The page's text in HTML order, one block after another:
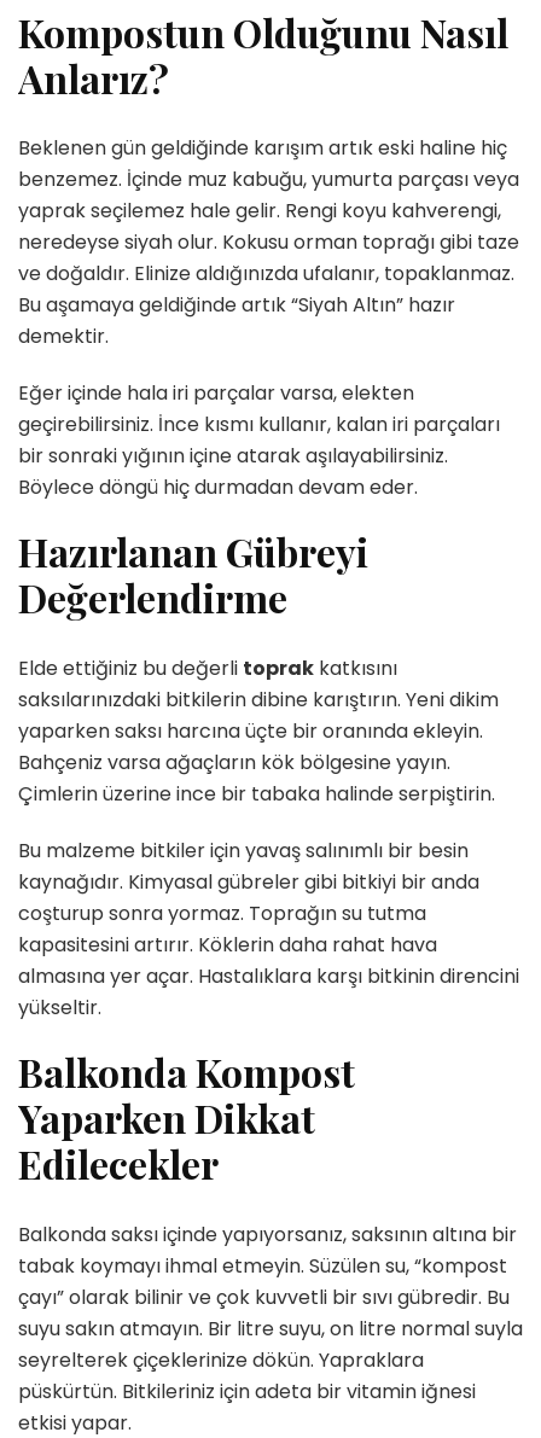
Kompostun Olduğunu Nasıl
Anlarız?
Beklenen gün geldiğinde karışım artık eski haline hiç
benzemez. İçinde muz kabuğu, yumurta parçası veya
yaprak seçilemez hale gelir. Rengi koyu kahverengi,
neredeyse siyah olur. Kokusu orman toprağı gibi taze
ve doğaldır. Elinize aldığınızda ufalanır, topaklanmaz.
Bu aşamaya geldiğinde artık “Siyah Altın” hazır
demektir.
Eğer içinde hala iri parçalar varsa, elekten
geçirebilirsiniz. İnce kısmı kullanır, kalan iri parçaları
bir sonraki yığının içine atarak aşılayabilirsiniz.
Böylece döngü hiç durmadan devam eder.
Hazırlanan Gübreyi
Değerlendirme
Elde ettiğiniz bu değerli toprak katkısını
saksılarınızdaki bitkilerin dibine karıştırın. Yeni dikim
yaparken saksı harcına üçte bir oranında ekleyin.
Bahçeniz varsa ağaçların kök bölgesine yayın.
Çimlerin üzerine ince bir tabaka halinde serpiştirin.
Bu malzeme bitkiler için yavaş salınımlı bir besin
kaynağıdır. Kimyasal gübreler gibi bitkiyi bir anda
coşturup sonra yormaz. Toprağın su tutma
kapasitesini artırır. Köklerin daha rahat hava
almasına yer açar. Hastalıklara karşı bitkinin direncini
yükseltir.
Balkonda Kompost
Yaparken Dikkat
Edilecekler
Balkonda saksı içinde yapıyorsanız, saksının altına bir
tabak koymayı ihmal etmeyin. Süzülen su, “kompost
çayı” olarak bilinir ve çok kuvvetli bir sıvı gübredir. Bu
suyu sakın atmayın. Bir litre suyu, on litre normal suyla
seyrelterek çiçeklerinize dökün. Yapraklara
püskürtün. Bitkileriniz için adeta bir vitamin iğnesi
etkisi yapar.